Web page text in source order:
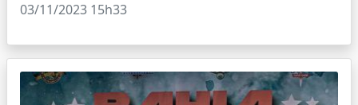
03/11/2023 15h33